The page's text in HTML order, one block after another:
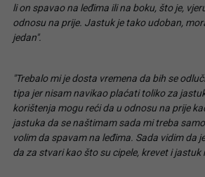
li on spavao na leđima ili na boku, što je,
odnosu na prije. Jastuk je tako udoban,
jedan".
"Trebalo mi je dosta vremena da bih se
tipa jer nisam navikao plaćati toliko za
korištenja mogu reći da u odnosu na prije
jastuka da se naštimam sada mi treba
volim da spavam na leđima. Sada vidim da
da za stvari kao što su cipele, krevet i jastuk